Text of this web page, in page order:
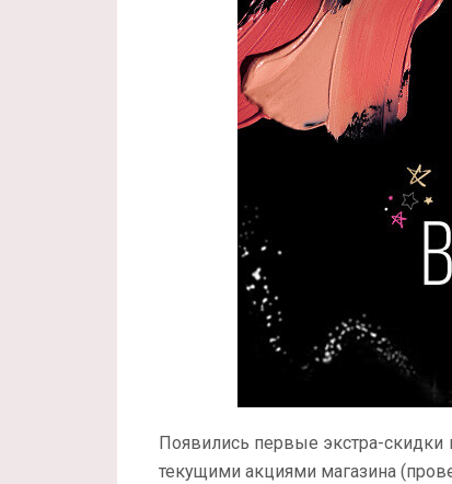
Появились первые экстра-скидки
текущими акциями магазина